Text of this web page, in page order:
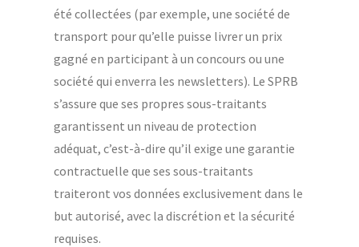
été collectées (par exemple, une société de
transport pour qu’elle puisse livrer un prix
gagné en participant à un concours ou une
société qui enverra les newsletters). Le SPRB
s’assure que ses propres sous-traitants
garantissent un niveau de protection
adéquat, c’est-à-dire qu’il exige une garantie
contractuelle que ses sous-traitants
traiteront vos données exclusivement dans le
but autorisé, avec la discrétion et la sécurité
requises.